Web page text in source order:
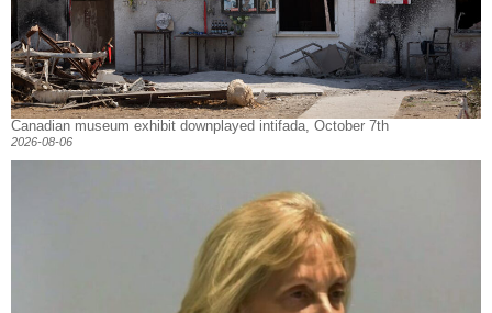
Canadian museum exhibit downplayed intifada, October 7th
2026-08-06